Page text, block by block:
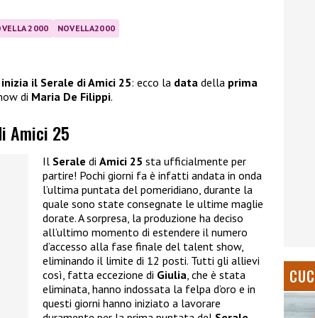
2000 NOVELLA2000
il Serale di Amici 25: ecco la data della prima
di Maria De Filippi.
Amici 25
Il Serale di Amici 25 sta ufficialmente per
partire! Pochi giorni fa è infatti andata in onda
l’ultima puntata del pomeridiano, durante la
quale sono state consegnate le ultime maglie
dorate. A sorpresa, la produzione ha deciso
all’ultimo momento di estendere il numero
d’accesso alla fase finale del talent show,
eliminando il limite di 12 posti. Tutti gli allievi
così, fatta eccezione di Giulia, che è stata
eliminata, hanno indossata la felpa d’oro e in
questi giorni hanno iniziato a lavorare